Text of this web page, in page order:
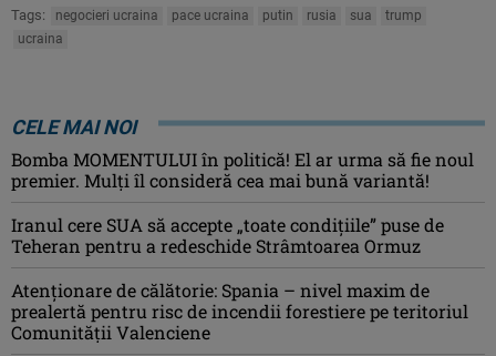
Tags: negocieri ucraina pace ucraina putin rusia sua
trump
ucraina
CELE MAI NOI
Bomba MOMENTULUI în politică! El ar urma să fie noul
premier. Mulți îl consideră cea mai bună variantă!
Iranul cere SUA să accepte „toate condiţiile” puse de
Teheran pentru a redeschide Strâmtoarea Ormuz
Atenţionare de călătorie: Spania – nivel maxim de
prealertă pentru risc de incendii forestiere pe teritoriul
Comunităţii Valenciene